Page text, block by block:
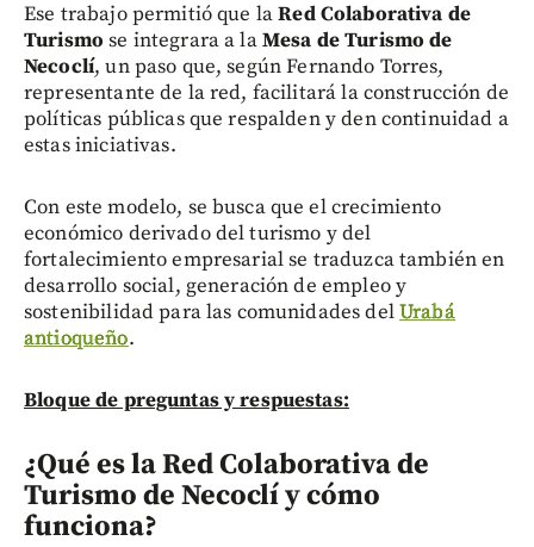
Ese trabajo permitió que laRed Colaborativa de
Turismo se integrara a laMesa de Turismo de
Necoclí, un paso que, según Fernando Torres,
representante de la red, facilitará la construcción de
políticas públicas que respalden y den continuidad a
estas iniciativas.
Con este modelo, se busca que el crecimiento
económico derivado del turismo y del
fortalecimiento empresarial se traduzca también en
desarrollo social, generación de empleo y
sostenibilidad para las comunidades delUrabá
antioqueño.
Bloque de preguntas y respuestas:
¿Qué es la Red Colaborativa de
Turismo de Necoclí y cómo
funciona?